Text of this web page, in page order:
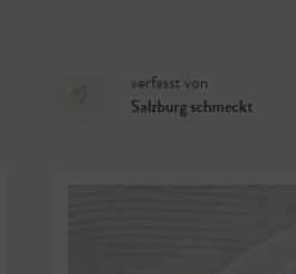
verfasst von
Salzburg schmeckt